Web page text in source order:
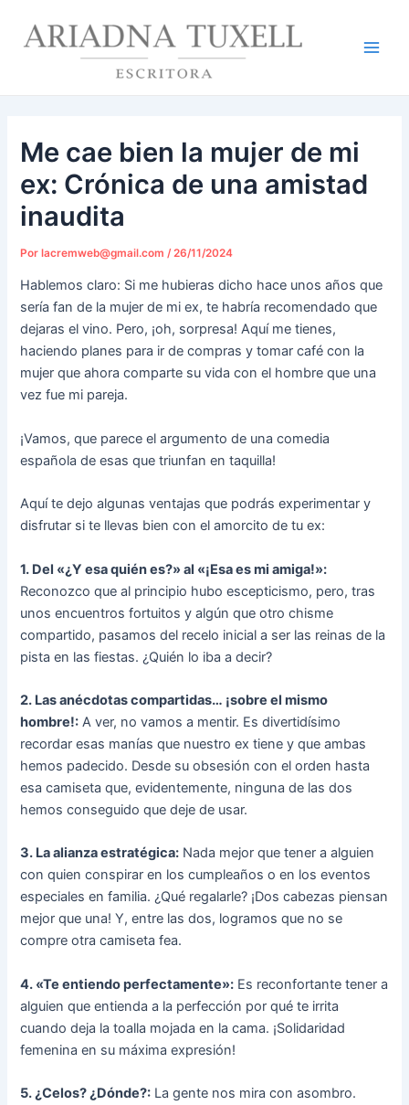
Me cae bien la mujer de mi
ex: Crónica de una amistad
inaudita
Por lacremweb@gmail.com/26/11/2024
Hablemos claro: Si me hubieras dicho hace unos años que
sería fan de la mujer de mi ex, te habría recomendado que
dejaras el vino. Pero, ¡oh, sorpresa! Aquí me tienes,
haciendo planes para ir de compras y tomar café con la
mujer que ahora comparte su vida con el hombre que una
vez fue mi pareja.
¡Vamos, que parece el argumento de una comedia
española de esas que triunfan en taquilla!
Aquí te dejo algunas ventajas que podrás experimentar y
disfrutar si te llevas bien con el amorcito de tu ex:
1. Del «¿Y esa quién es?» al «¡Esa es mi amiga!»:
Reconozco que al principio hubo escepticismo, pero, tras
unos encuentros fortuitos y algún que otro chisme
compartido, pasamos del recelo inicial a ser las reinas de la
pista en las fiestas. ¿Quién lo iba a decir?
2. Las anécdotas compartidas… ¡sobre el mismo
hombre!: A ver, no vamos a mentir. Es divertidísimo
recordar esas manías que nuestro ex tiene y que ambas
hemos padecido. Desde su obsesión con el orden hasta
esa camiseta que, evidentemente, ninguna de las dos
hemos conseguido que deje de usar.
3. La alianza estratégica: Nada mejor que tener a alguien
con quien conspirar en los cumpleaños o en los eventos
especiales en familia. ¿Qué regalarle? ¡Dos cabezas piensan
mejor que una! Y, entre las dos, logramos que no se
compre otra camiseta fea.
4. «Te entiendo perfectamente»: Es reconfortante tener a
alguien que entienda a la perfección por qué te irrita
cuando deja la toalla mojada en la cama. ¡Solidaridad
femenina en su máxima expresión!
5. ¿Celos? ¿Dónde?: La gente nos mira con asombro.